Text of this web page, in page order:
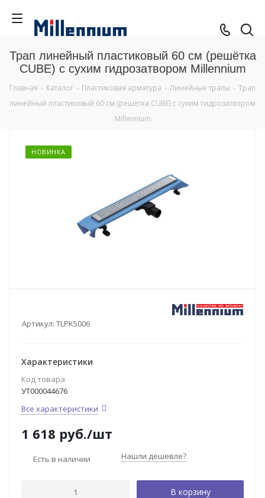
Трап линейный пластиковый 60 см (решётка
CUBE) с сухим гидрозатвором Millennium
Главная - Каталог - Пластиковая арматура - Линейные трапы - Трап
линейный пластиковый 60 см (решётка CUBE) с сухим гидрозатвором
Millennium
НОВИНКА
Артикул: TLPK5006
Характеристики
Код товара
УТ000044676
Все характеристики
1 618 руб./шт
Есть в наличии Нашли дешевле?
В корзину